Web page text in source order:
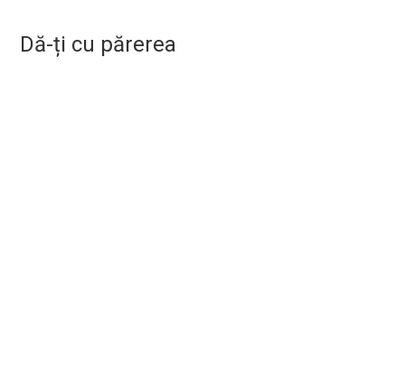
Dă-ți cu părerea